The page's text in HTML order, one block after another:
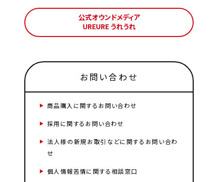
公式オウンドメディア
UREURE うれうれ
お問い合わせ
商品購入に関するお問い合わせ
採用に関するお問い合わせ
法人様の新規お取引などに関するお問い合わ
せ
個人情報苦情に関する相談窓口